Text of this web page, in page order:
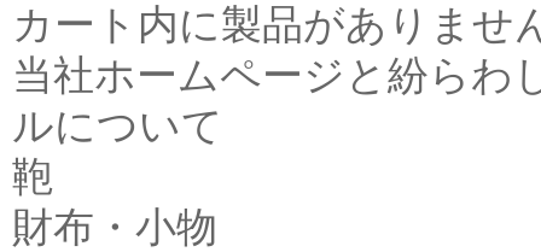
カート内に製品がありませ
当社ホームページと紛らわ
ルについて
鞄
財布・小物